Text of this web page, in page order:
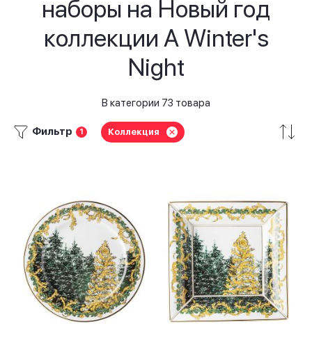
наборы на Новый год
коллекции A Winter's
Night
В категории 73 товара
Фильтр 1 Коллекция